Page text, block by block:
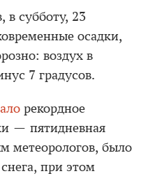
в субботу, 23
осадки,
воздух в
7 градусов.
рекордное
— пятидневная
метеорологов, было
при этом